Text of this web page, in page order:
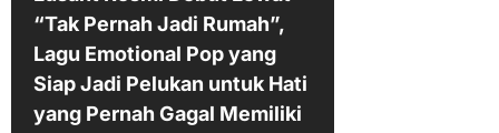
“Tak Pernah Jadi Rumah”,
Lagu Emotional Pop yang
Siap Jadi Pelukan untuk Hati
yang Pernah Gagal Memiliki